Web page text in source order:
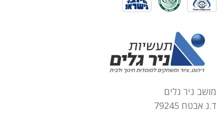
מושב ניר גלים
ד.נ אבטח 79245